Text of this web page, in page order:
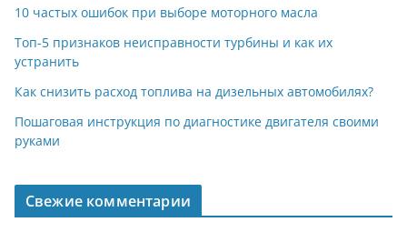
10 частых ошибок при выборе моторного масла
Топ-5 признаков неисправности турбины и как их
устранить
Как снизить расход топлива на дизельных автомобилях?
Пошаговая инструкция по диагностике двигателя своими
руками
Свежие комментарии